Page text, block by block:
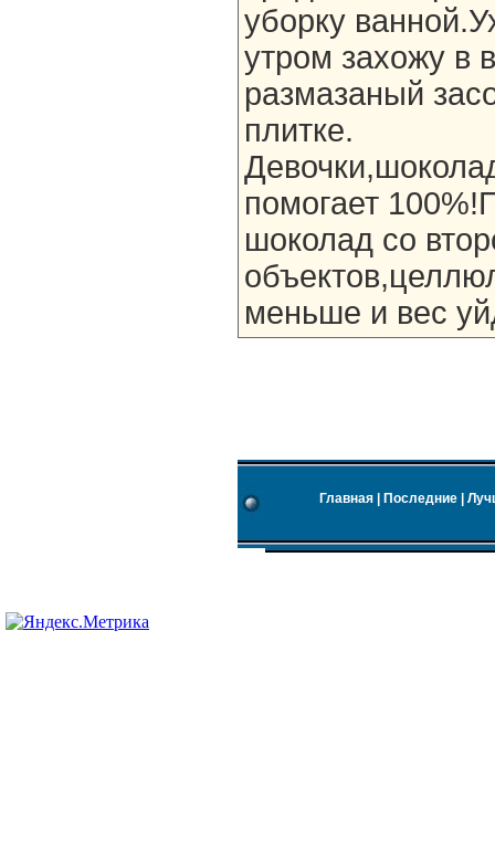
уборку
утром захожу в
размазаный
плитке.
помогает
шоколад со
меньше и вес
Главная Последние